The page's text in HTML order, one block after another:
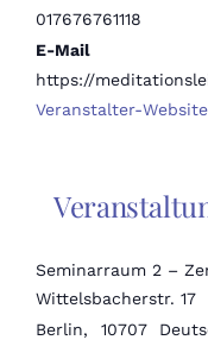
017676761118
E-Mail
https://
Veranstalter-
Seminarraum 2 –
Wittelsbacherstr. 17
Berlin, 10707